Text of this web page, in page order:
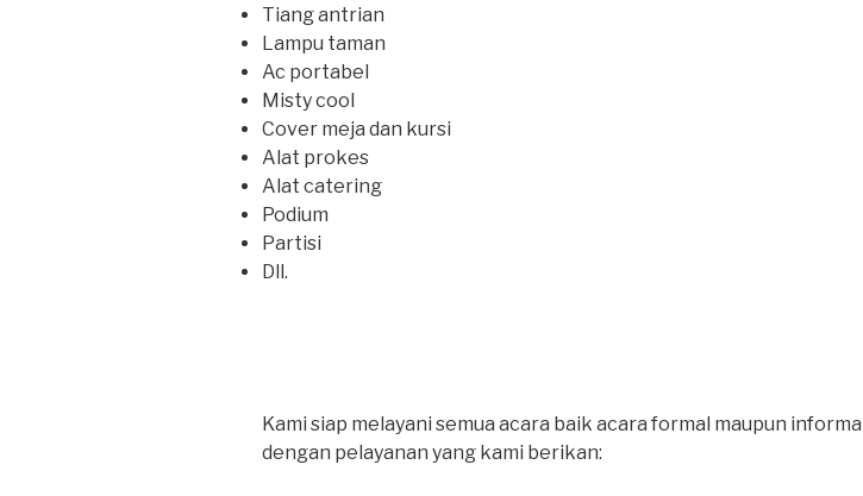
Tiang antrian
Lampu taman
Ac portabel
Misty cool
Cover meja dan kursi
Alat prokes
Alat catering
Podium
Partisi
Dll.
Kami siap melayani semua acara baik acara formal maupun
dengan pelayanan yang kami berikan: